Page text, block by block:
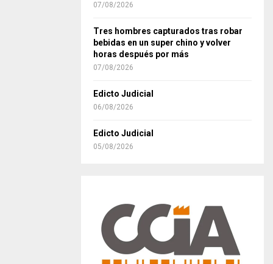
07/08/2026
Tres hombres capturados tras robar
bebidas en un super chino y volver
horas después por más
07/08/2026
Edicto Judicial
06/08/2026
Edicto Judicial
05/08/2026